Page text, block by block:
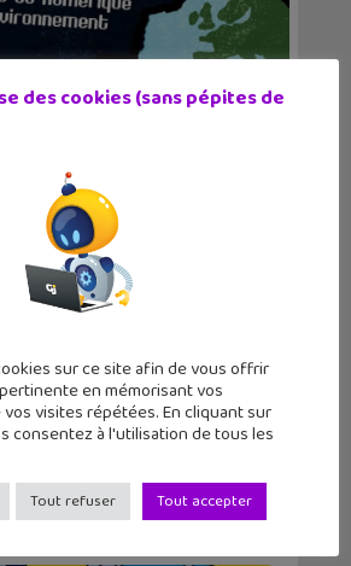
de données. L’impact du
: Low-tech, ou
mieux av...
des cookies (sans pépites de
sur ce site afin de vous offrir
en mémorisant vos
visites répétées. En cliquant sur
consentez à l'utilisation de tous les
Tout refuser Tout accepter